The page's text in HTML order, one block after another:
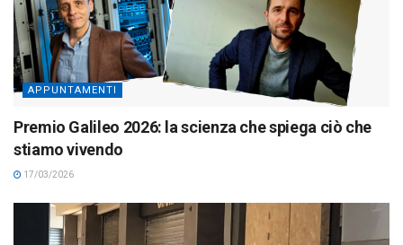
APPUNTAMENTI
Premio Galileo 2026: la scienza che spiega ciò che
stiamo vivendo
17/03/2026